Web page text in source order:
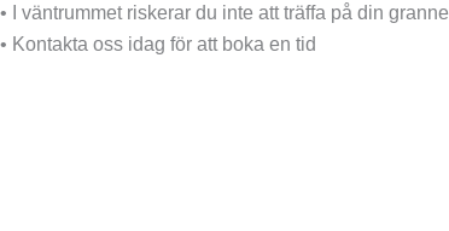
• I väntrummet riskerar du inte att träffa på din granne
• Kontakta oss idag för att boka en tid